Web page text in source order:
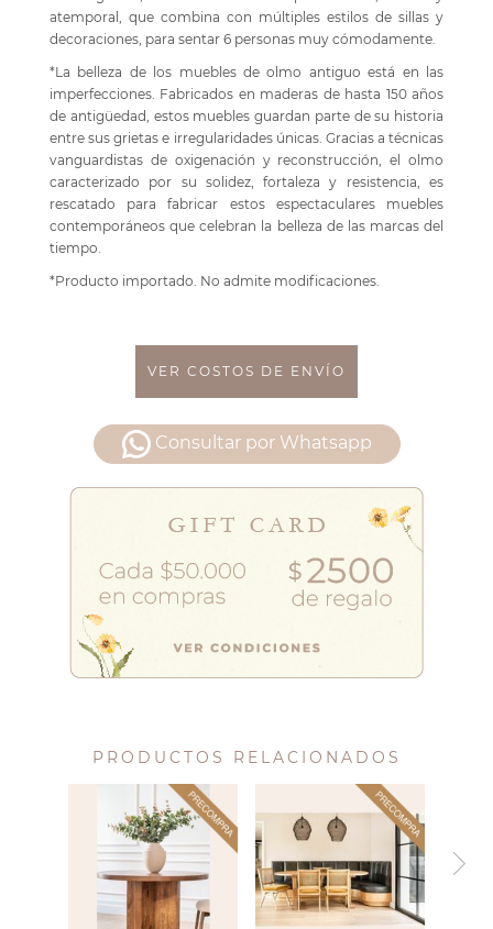
atemporal, que combina con múltiples estilos de sillas y
decoraciones, para sentar 6 personas muy cómodamente.
*La belleza de los muebles de olmo antiguo está en las
imperfecciones. Fabricados en maderas de hasta 150 años
de antigüedad, estos muebles guardan parte de su historia
entre sus grietas e irregularidades únicas. Gracias a técnicas
vanguardistas de oxigenación y reconstrucción, el olmo
caracterizado por su solidez, fortaleza y resistencia, es
rescatado para fabricar estos espectaculares muebles
contemporáneos que celebran la belleza de las marcas del
tiempo.
*Producto importado. No admite modificaciones.
VER COSTOS DE ENVÍO
Consultar por Whatsapp
PRODUCTOS RELACIONADOS